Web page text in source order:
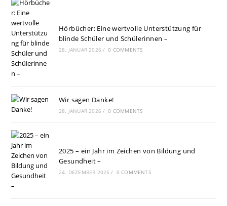
Hörbücher: Eine wertvolle Unterstützung für
blinde Schüler und Schülerinnen –
28. JANUAR 2026 / 0 COMMENTS
Wir sagen Danke!
28. JANUAR 2026 / 0 COMMENTS
2025 – ein Jahr im Zeichen von Bildung und
Gesundheit –
24. DEZEMBER 2025 / 0 COMMENTS